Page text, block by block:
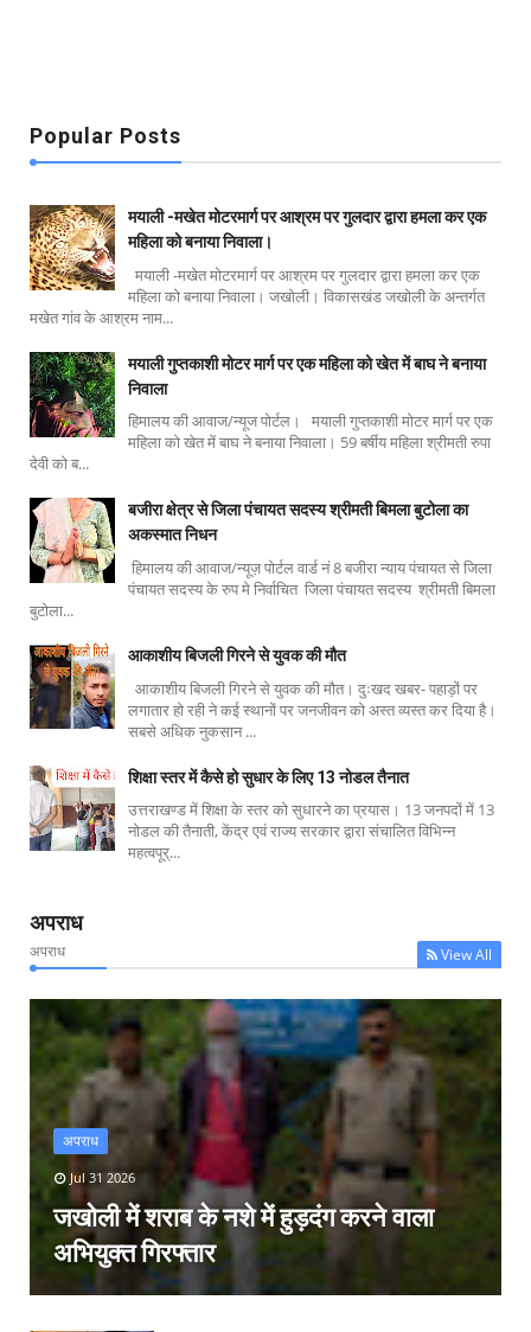
Popular Posts
मयाली -मखेत मोटरमार्ग पर आश्रम पर गुलदार द्वारा हमला कर एक
महिला को बनाया निवाला।
मयाली -मखेत मोटरमार्ग पर आश्रम पर गुलदार द्वारा हमला कर एक
महिला को बनाया निवाला। जखोली। विकासखंड जखोली के अन्तर्गत
मखेत गांव के आश्रम नाम...
मयाली गुप्तकाशी मोटर मार्ग पर एक महिला को खेत में बाघ ने बनाया
निवाला
हिमालय की आवाज/न्यूज पोर्टल। मयाली गुप्तकाशी मोटर मार्ग पर एक
महिला को खेत में बाघ ने बनाया निवाला। 59 बर्षीय महिला श्रीमती रुपा
देवी को ब...
बजीरा क्षेत्र से जिला पंचायत सदस्य श्रीमती बिमला बुटोला का
अकस्मात निधन
हिमालय की आवाज/न्यूज़ पोर्टल वार्ड नं 8 बजीरा न्याय पंचायत से जिला
पंचायत सदस्य के रुप मे निर्वाचित जिला पंचायत सदस्य श्रीमती बिमला
बुटोला...
आकाशीय बिजली गिरने से युवक की मौत
आकाशीय बिजली गिरने से युवक की मौत। दुःखद खबर- पहाड़ों पर
लगातार हो रही ने कई स्थानों पर जनजीवन को अस्त व्यस्त कर दिया है।
सबसे अधिक नुकसान ...
शिक्षा स्तर में कैसे हो सुधार के लिए 13 नोडल तैनात
उत्तराखण्ड में शिक्षा के स्तर को सुधारने का प्रयास। 13 जनपदों में 13
नोडल की तैनाती, केंद्र एवं राज्य सरकार द्वारा संचालित विभिन्न
महत्वपूर्...
अपराध
अपराध View All
अपराध
Jul 31 2026
जखोली में शराब के नशे में हुड़दंग करने वाला
अभियुक्त गिरफ्तार